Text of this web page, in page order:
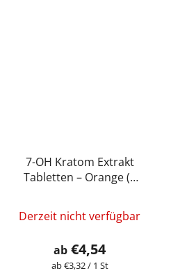
7-OH Kratom Extrakt
Tabletten – Orange (5
Derzeit nicht verfügbar
ab €4,54
Verkaufspreis:
ab €3,32 / 1 St